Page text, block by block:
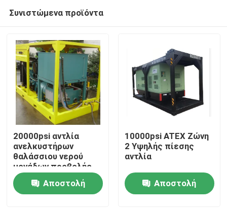
Σπίτι
Προϊόντα
Συνιστώμενα προϊόντα
20000psi αντλία
ανελκυστήρων
θαλάσσιου νερού
μονάδων προβολής
ύδατος μονάδων
υψηλών αντλιών
παράκτια
Αποστολή
10000psi ATEX Ζώνη
2 Υψηλής πίεσης
αντλία
Αποστολή